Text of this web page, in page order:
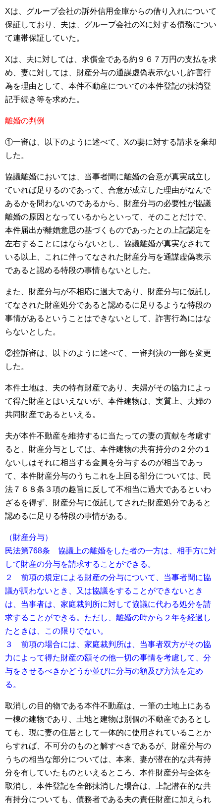
Xは、グループ会社の訴外信用金庫からの借り入れについて
保証しており、夫は、グループ会社のXに対する債務につい
て連帯保証していた。
Xは、夫に対しては、求償金である約９６７万円の支払を求
め、妻に対しては、財産分与の通謀虚偽表示ないし詐害行
為を理由として、本件不動産についての本件登記の抹消登
記手続き等を求めた。
離婚の判例
①一審は、以下のように述べて、Xの妻に対する請求を棄却
した。
協議離婚においては、当事者間に離婚の合意が真実成立し
ていれば足りるのであって、合意が成立した理由がなんで
あるかを問わないのであるから、財産分与の必要性が協議
離婚の原因となっているからといって、そのことだけで、
本件届出が離婚意思の基づくものであったとの上記認定を
左右することにはならないとし、協議離婚が真実なされて
いる以上、これに伴ってなされた財産分与を通謀虚偽表示
であると認める特段の事情もないとした。
また、財産分与が不相応に過大であり、財産分与に仮託し
てなされた財産処分であると認めるに足りるような特段の
事情があるということはできないとして、詐害行為にはな
らないとした。
②控訴審は、以下のように述べて、一審判決の一部を変更
した。
本件土地は、夫の特有財産であり、夫婦がその協力によっ
て得た財産とはいえないが、本件建物は、実質上、夫婦の
共同財産であるといえる。
夫が本件不動産を維持するに当たっての妻の貢献を考慮す
ると、財産分与としては、本件建物の共有持分の２分の１
ないしはそれに相当する金員を分与するのが相当であっ
て、本件財産分与のうちこれを上回る部分については、民
法７６８条３項の趣旨に反して不相当に過大であるといわ
ざるを得ず、財産分与に仮託してされた財産処分であると
認めるに足りる特段の事情がある。
（財産分与）
民法第768条 協議上の離婚をした者の一方は、相手方に対
して財産の分与を請求することができる。
２ 前項の規定による財産の分与について、当事者間に協
議が調わないとき、又は協議をすることができないとき
は、当事者は、家庭裁判所に対して協議に代わる処分を請
求することができる。ただし、離婚の時から２年を経過し
たときは、この限りでない。
３ 前項の場合には、家庭裁判所は、当事者双方がその協
力によって得た財産の額その他一切の事情を考慮して、分
与をさせるべきかどうか並びに分与の額及び方法を定め
る。
取消しの目的物である本件不動産は、一筆の土地上にある
一棟の建物であり、土地と建物は別個の不動産であるとし
ても、現に妻の住居として一体的に使用されていることか
らすれば、不可分のものと解すべきであるが、財産分与の
うちの相当な部分については、本来、妻が潜在的な共有持
分を有していたものといえるところ、本件財産分与全体を
取消し、本件登記を全部抹消した場合は、上記潜在的な共
有持分についても、債務者である夫の責任財産に加えられ